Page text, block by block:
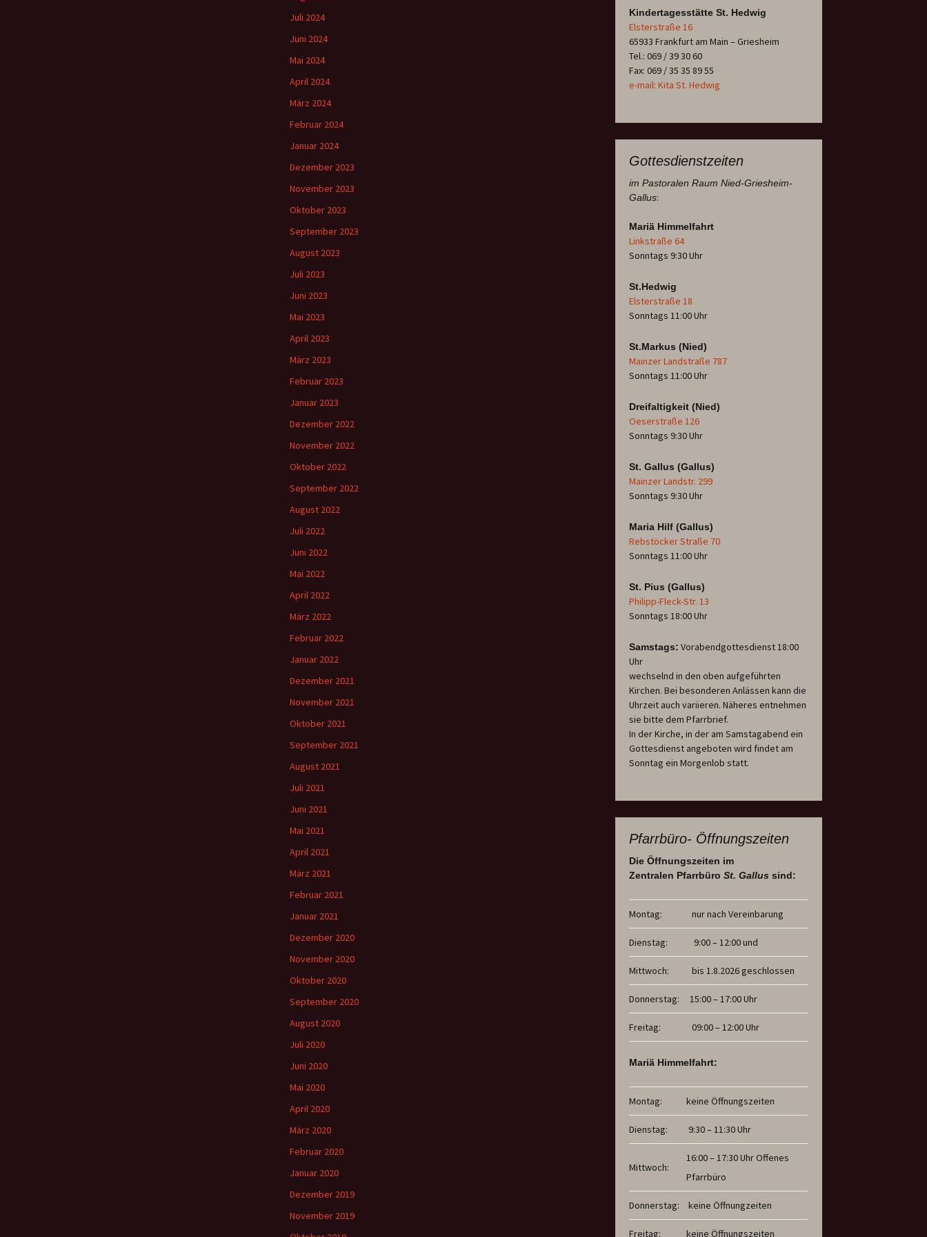
Kindertagesstätte St. Hedwig
Elsterstraße 16
65933 Frankfurt am Main – Griesheim
Tel.: 069 / 39 30 60
Fax: 069 / 35 35 89 55
e-mail: Kita St. Hedwig
Gottesdienstzeiten
im Pastoralen Raum Nied-Griesheim-
Gallus:
Mariä Himmelfahrt
Linkstraße 64
Sonntags 9:30 Uhr
St.Hedwig
Elsterstraße 18
Sonntags 11:00 Uhr
St.Markus (Nied)
Mainzer Landstraße 787
Sonntags 11:00 Uhr
Dreifaltigkeit (Nied)
Oeserstraße 126
Sonntags 9:30 Uhr
St. Gallus (Gallus)
Mainzer Landstr. 299
Sonntags 9:30 Uhr
Maria Hilf (Gallus)
Rebstöcker Straße 70
Sonntags 11:00 Uhr
St. Pius (Gallus)
Philipp-Fleck-Str. 13
Sonntags 18:00 Uhr
Samstags: Vorabendgottesdienst 18:00
Uhr
wechselnd in den oben aufgeführten
Kirchen. Bei besonderen Anlässen kann die
Uhrzeit auch variieren. Näheres entnehmen
sie bitte dem Pfarrbrief.
In der Kirche, in der am Samstagabend ein
Gottesdienst angeboten wird findet am
Sonntag ein Morgenlob statt.
Pfarrbüro- Öffnungszeiten
Die Öffnungszeiten im
Zentralen Pfarrbüro St. Gallus sind:
Montag: nur nach Vereinbarung
Dienstag: 9:00 – 12:00 und
Mittwoch: bis 1.8.2026 geschlossen
Donnerstag: 15:00 – 17:00 Uhr
Freitag: 09:00 – 12:00 Uhr
Mariä Himmelfahrt:
Montag: keine Öffnungszeiten
Dienstag: 9:30 – 11:30 Uhr
Mittwoch:
16:00 – 17:30 Uhr Offenes
Pfarrbüro
Donnerstag: keine Öffnungzeiten
Freitag: keine Öffnungszeiten
Juli 2024
Juni 2024
Mai 2024
April 2024
März 2024
Februar 2024
Januar 2024
Dezember 2023
November 2023
Oktober 2023
September 2023
August 2023
Juli 2023
Juni 2023
Mai 2023
April 2023
März 2023
Februar 2023
Januar 2023
Dezember 2022
November 2022
Oktober 2022
September 2022
August 2022
Juli 2022
Juni 2022
Mai 2022
April 2022
März 2022
Februar 2022
Januar 2022
Dezember 2021
November 2021
Oktober 2021
September 2021
August 2021
Juli 2021
Juni 2021
Mai 2021
April 2021
März 2021
Februar 2021
Januar 2021
Dezember 2020
November 2020
Oktober 2020
September 2020
August 2020
Juli 2020
Juni 2020
Mai 2020
April 2020
März 2020
Februar 2020
Januar 2020
Dezember 2019
November 2019